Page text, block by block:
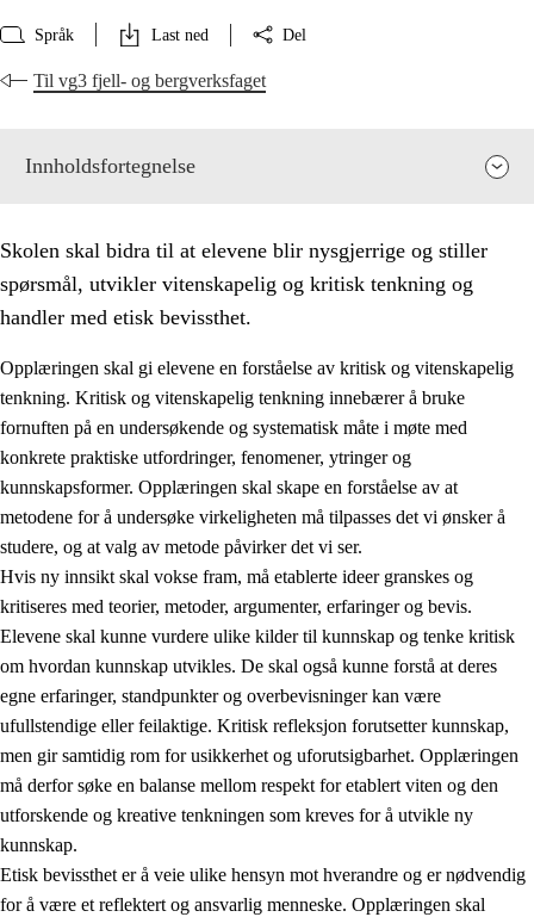
Språk Last ned Del
Til vg3 fjell- og bergverksfaget
Innholdsfortegnelse
1. Opplæringens verdigrunnlag
1.1 Menneskeverdet
1.2 Identitet og kulturelt mangfold
1.3 Kritisk tenkning og etisk bevissthet
1.4 Skaperglede, engasjement og utforskertrang
1.5 Respekt for naturen og miljøbevissthet
1.6 Demokrati og medvirkning
Skolen skal bidra til at elevene blir nysgjerrige og stiller
spørsmål, utvikler vitenskapelig og kritisk tenkning og
handler med etisk bevissthet.
Opplæringen skal gi elevene en forståelse av kritisk og vitenskapelig
tenkning. Kritisk og vitenskapelig tenkning innebærer å bruke
fornuften på en undersøkende og systematisk måte i møte med
konkrete praktiske utfordringer, fenomener, ytringer og
kunnskapsformer. Opplæringen skal skape en forståelse av at
metodene for å undersøke virkeligheten må tilpasses det vi ønsker å
studere, og at valg av metode påvirker det vi ser.
Hvis ny innsikt skal vokse fram, må etablerte ideer granskes og
kritiseres med teorier, metoder, argumenter, erfaringer og bevis.
Elevene skal kunne vurdere ulike kilder til kunnskap og tenke kritisk
om hvordan kunnskap utvikles. De skal også kunne forstå at deres
egne erfaringer, standpunkter og overbevisninger kan være
ufullstendige eller feilaktige. Kritisk refleksjon forutsetter kunnskap,
men gir samtidig rom for usikkerhet og uforutsigbarhet. Opplæringen
må derfor søke en balanse mellom respekt for etablert viten og den
utforskende og kreative tenkningen som kreves for å utvikle ny
kunnskap.
Etisk bevissthet er å veie ulike hensyn mot hverandre og er nødvendig
for å være et reflektert og ansvarlig menneske. Opplæringen skal